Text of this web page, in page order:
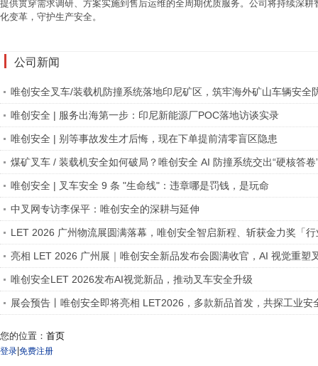
提供贯穿需求调研、方案实施到售后运维的全周期优质服务。公司将持续深
化变革，守护生产安全。
公司新闻
唯创安全叉车/装载机防撞系统落地印尼矿区，筑牢海外矿山车辆安全
唯创安全 | 服务出海第一步：印尼新能源厂POC落地访谈实录
唯创安全 | 别等事故发生才后悔，现在下单提前清零盲区隐患
煤矿叉车 / 装载机安全如何破局？唯创安全 AI 防撞系统交出“硬核答卷
唯创安全 | 叉车安全 9 条 "生命线"：违章哪是罚钱，是玩命
中叉网专访李保平：唯创安全的深耕与延伸
LET 2026 广州物流展圆满落幕，唯创安全智启新程、斩获金力奖「
亮相 LET 2026 广州展｜唯创安全新品发布会圆满收官，AI 视觉重塑
格局
唯创安全LET 2026发布AI视觉新品，推动叉车安全升级
展会预告丨唯创安全即将亮相 LET2026，多款新品首发，共探工业安
您的位置： 首页
登录 免费注册